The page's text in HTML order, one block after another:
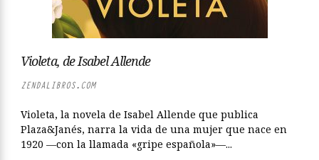
Violeta, de Isabel Allende
ZENDALIBROS.COM
Violeta, la novela de Isabel Allende que publica
Plaza&Janés, narra la vida de una mujer que nace en
1920 —con la llamada «gripe española»—...